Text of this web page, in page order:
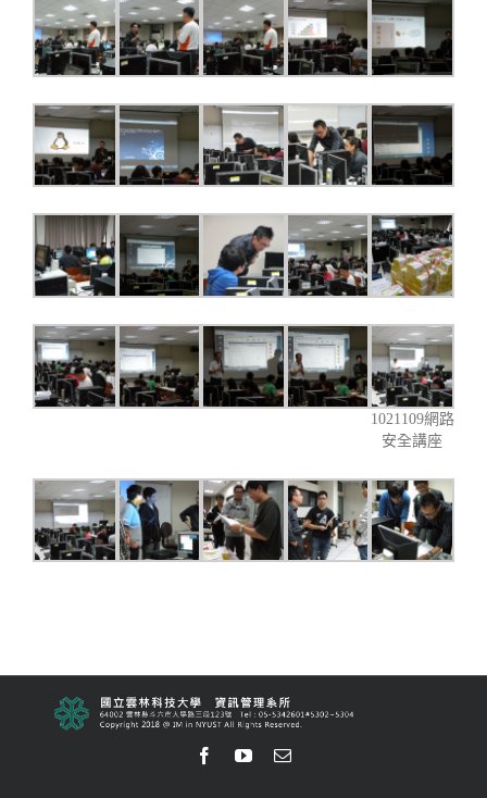
1021109網路
安全講座
Facebook
YoutubeEmail